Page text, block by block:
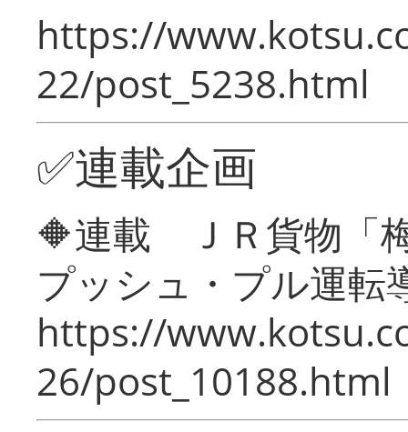
https://
22/post_5238.html
✅連載企画
🔶連載 ＪＲ貨物「
プッシュ・プル運転
https://
26/post_10188.html